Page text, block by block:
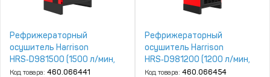
Рефрижераторный
осушитель Harrison
HRS‑D981500 (1500 л/мин,
4‑10 бар)
Код товара: 460.066441
Рефрижераторный
осушитель Harrison
HRS‑D981200 (1200 л/мин,
4‑16 бар)
Код товара: 460.066454